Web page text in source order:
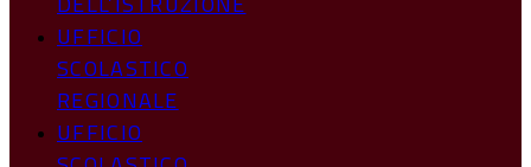
UFFICIO
SCOLASTICO
REGIONALE
UFFICIO